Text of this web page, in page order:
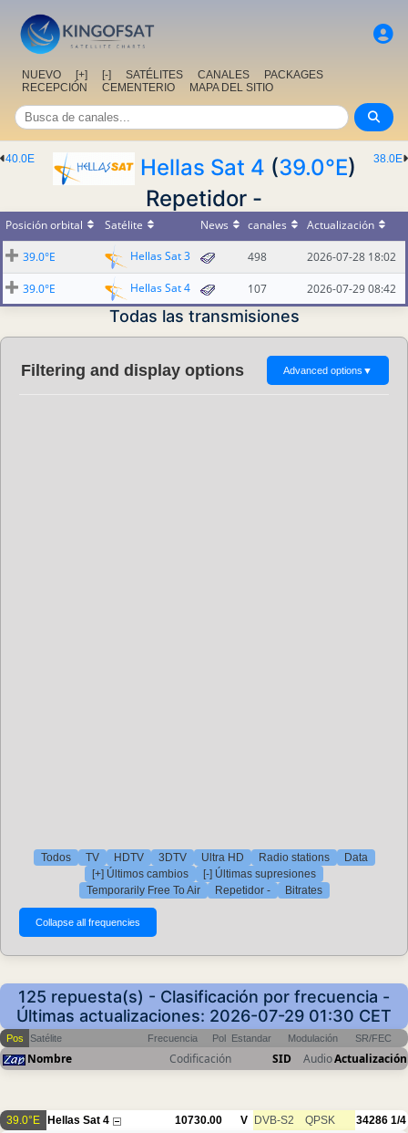
NUEVO [+] [-] SATÉLITES CANALES
PACKAGES
RECEPCIÓN
CEMENTERIO MAPA DEL SITIO
38.0E
40.0E Hellas Sat 4 (39.0°E)
Repetidor -
Posición orbital Satélite News canales Actualización
39.0°E Hellas Sat 3 498 2026-07-28 18:02
39.0°E Hellas Sat 4 107 2026-07-29 08:42
Todas las transmisiones
Filtering and display options Advanced options ▼
Todos TV HDTV 3DTV Ultra HD Radio stations
Data
[+] Últimos cambios
[-] Últimas supresiones
Temporarily Free To Air
Repetidor - Bitrates
125 repuesta(s) - Clasificación por frecuencia -
Últimas actualizaciones: 2026-07-29 01:30 CET
Pos Satélite Frecuencia Pol Estandar Modulación SR/FEC
Nombre Codificación SID AudioActualización
39.0°E Hellas Sat 4 10730.00 V DVB-S2 QPSK 34286 1/4